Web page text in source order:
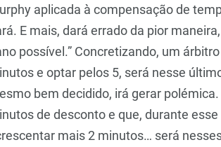
aplicada à compensação de
E mais, dará errado da pior
possível.” Concretizando, um
e optar pelos 5, será nesse
bem decidido, irá gerar
de desconto e que, durante
mais 2 minutos… será